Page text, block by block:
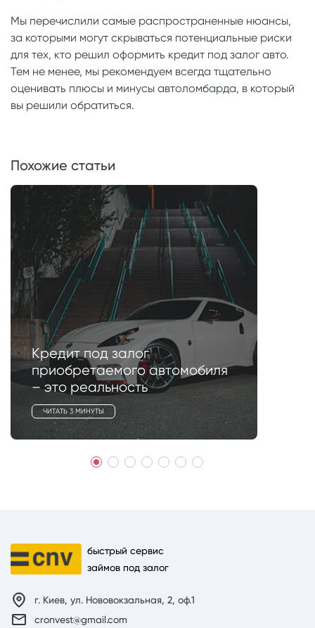
Мы перечислили самые распространенные нюансы,
за которыми могут скрываться потенциальные риски
для тех, кто решил оформить кредит под залог авто.
Тем не менее, мы рекомендуем всегда тщательно
оценивать плюсы и минусы автоломбарда, в который
вы решили обратиться.
Похожие статьи
Кредит под залог
приобретаемого автомобиля
– это реальность
ЧИТАТЬ 3 МИНУТЫ
быстрый сервис
займов под залог
г. Киев, ул. Нововокзальная, 2, оф.1
cronvest@gmail.com